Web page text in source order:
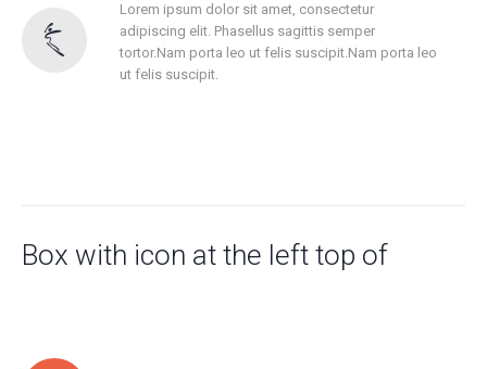
Lorem ipsum dolor sit amet, consectetur
adipiscing elit. Phasellus sagittis semper
tortor.Nam porta leo ut felis suscipit.Nam porta leo
ut felis suscipit.
Box with icon at the left top of